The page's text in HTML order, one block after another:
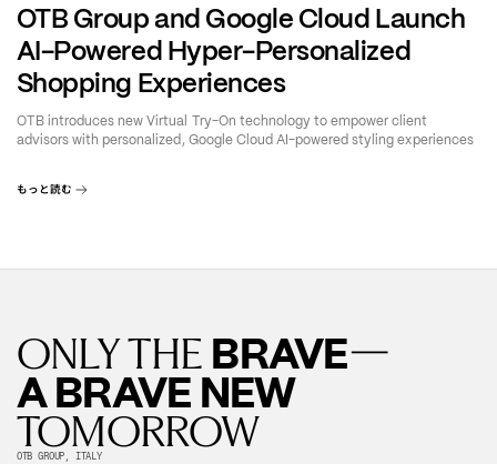
OTB Group and Google Cloud Launch
AI-Powered Hyper-Personalized
Shopping Experiences
OTB introduces new Virtual Try-On technology to empower client
advisors with personalized, Google Cloud AI-powered styling experiences
もっと読む
ONLY THE BRAVE—
A BRAVE NEW
TOMORROW
OTB GROUP, ITALY